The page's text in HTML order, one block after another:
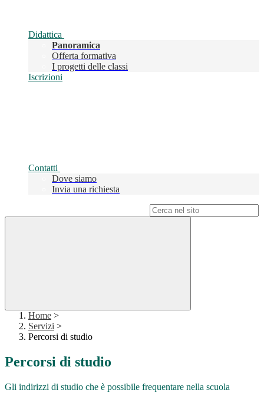
Didattica
Panoramica
Offerta formativa
I progetti delle classi
Iscrizioni
Contatti
Dove siamo
Invia una richiesta
Home >
Servizi >
Percorsi di studio
Percorsi di studio
Gli indirizzi di studio che è possibile frequentare nella scuola